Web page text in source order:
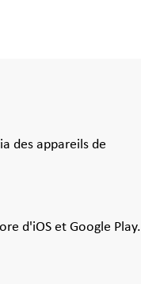
des appareils de
d'iOS et Google Play.